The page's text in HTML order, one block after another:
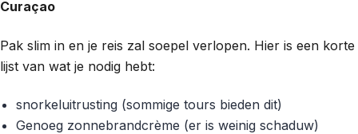
Curaçao
Pak slim in en je reis zal soepel verlopen. Hier is een korte
lijst van wat je nodig hebt:
snorkeluitrusting (sommige tours bieden dit)
Genoeg zonnebrandcrème (er is weinig schaduw)